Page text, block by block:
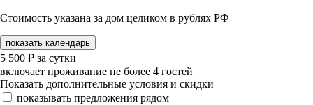
Стоимость указана за дом целиком в рублях РФ
показать календарь
5 500 ₽ за сутки
включает проживание не более 4 гостей
Показать дополнительные условия и скидки
показывать предложения рядом